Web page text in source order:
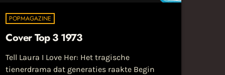
POPMAGAZINE
Cover Top 3 1973
Tell Laura I Love Her: Het tragische
tienerdrama dat generaties raakte Begin